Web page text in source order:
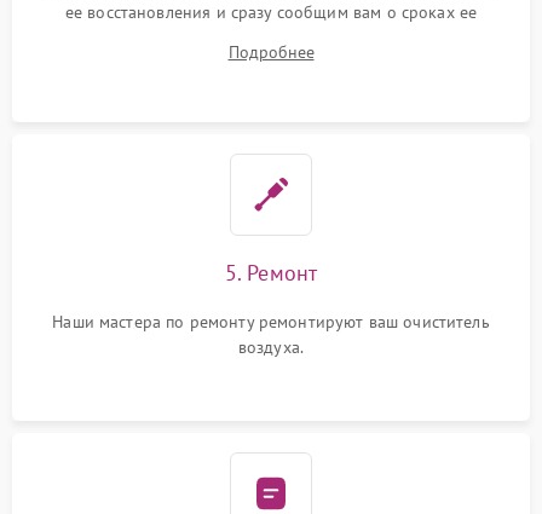
ее восстановления и сразу сообщим вам о сроках ее
Подробнее
5. Ремонт
Наши мастера по ремонту ремонтируют ваш очиститель
воздуха.